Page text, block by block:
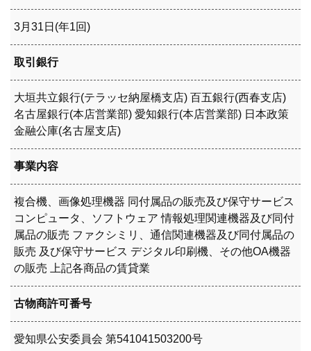
3月31日(年1回)
取引銀行
大垣共立銀行(テラッセ納屋橋支店) 百五銀行(西春支店)
名古屋銀行(本店営業部) 愛知銀行(本店営業部) 日本政策
金融公庫(名古屋支店)
事業内容
複合機、画像処理機器 同付属品の販売及び保守サービス
コンピュータ、ソフトウェア 情報処理関連機器及び同付
属品の販売 ファクシミリ、通信関連機器及び同付属品の
販売 及び保守サービス デジタル印刷機、その他OA機器
の販売 上記各商品の賃貸業
古物商許可番号
愛知県公安委員会 第541041503200号